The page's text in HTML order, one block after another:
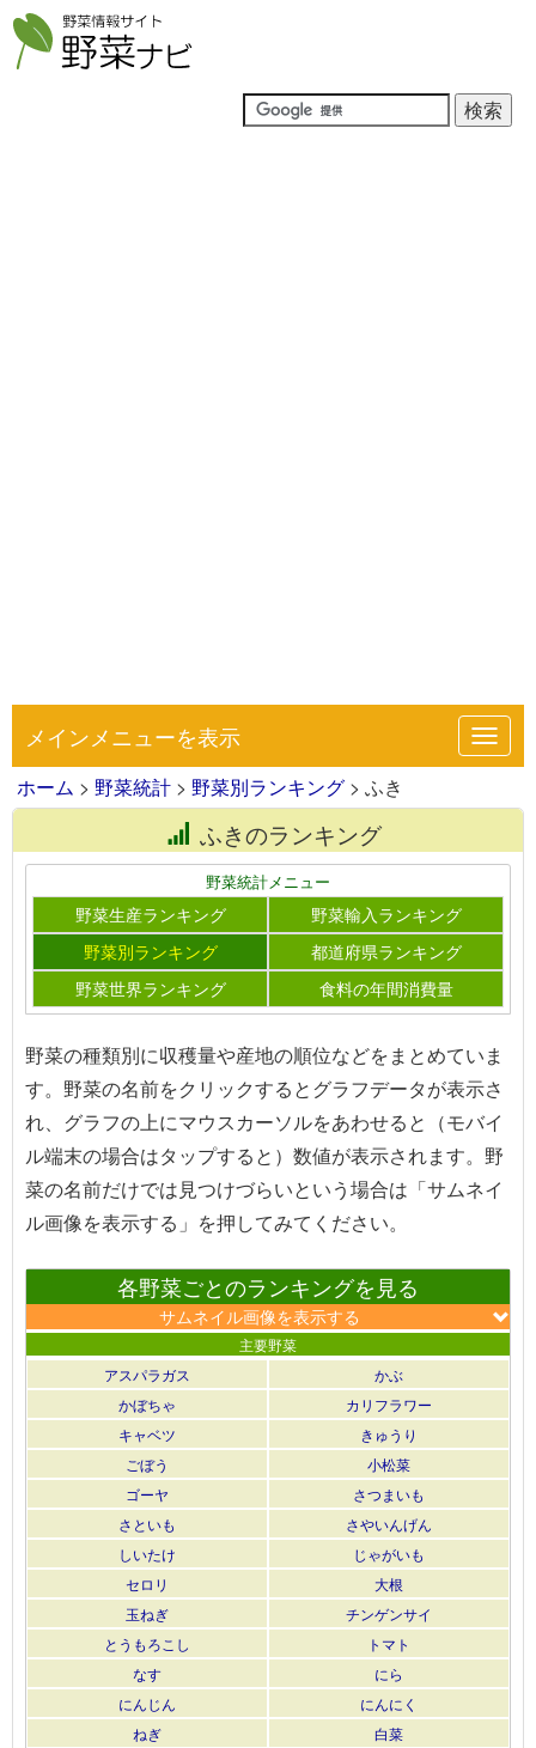
メインメニューを表示
ホーム > 野菜統計 > 野菜別ランキング > ふき
ふきのランキング
野菜統計メニュー
野菜生産ランキング
野菜輸入ランキング
野菜別ランキング
都道府県ランキング
野菜世界ランキング
食料の年間消費量
野菜の種類別に収穫量や産地の順位などをまとめていま
す。野菜の名前をクリックするとグラフデータが表示さ
れ、グラフの上にマウスカーソルをあわせると（モバイ
ル端末の場合はタップすると）数値が表示されます。野
菜の名前だけでは見つけづらいという場合は「サムネイ
ル画像を表示する」を押してみてください。
各野菜ごとのランキングを見る
サムネイル画像を表示する
主要野菜
アスパラガス
かぶ
かぼちゃ
カリフラワー
キャベツ
きゅうり
ごぼう
小松菜
ゴーヤ
さつまいも
さといも
さやいんげん
しいたけ
じゃがいも
セロリ
大根
玉ねぎ
チンゲンサイ
とうもろこし
トマト
なす
にら
にんじん
にんにく
ねぎ
白菜